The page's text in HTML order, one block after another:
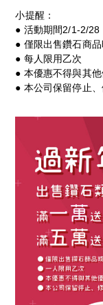
小提醒：
● 活動期間2/1-2/28
● 僅限出售鑽石商品
● 每人限用乙次
● 本優惠不得與其他
● 本公司保留停止